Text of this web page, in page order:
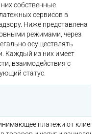
собственные
сервисов в
Ниже представлена
режимами, через
осуществлять
Каждый из них имеет
взаимодействия с
статус.
платежи от